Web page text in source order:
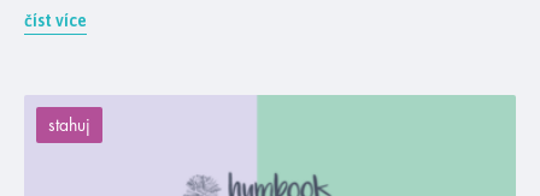
číst více
stahuj